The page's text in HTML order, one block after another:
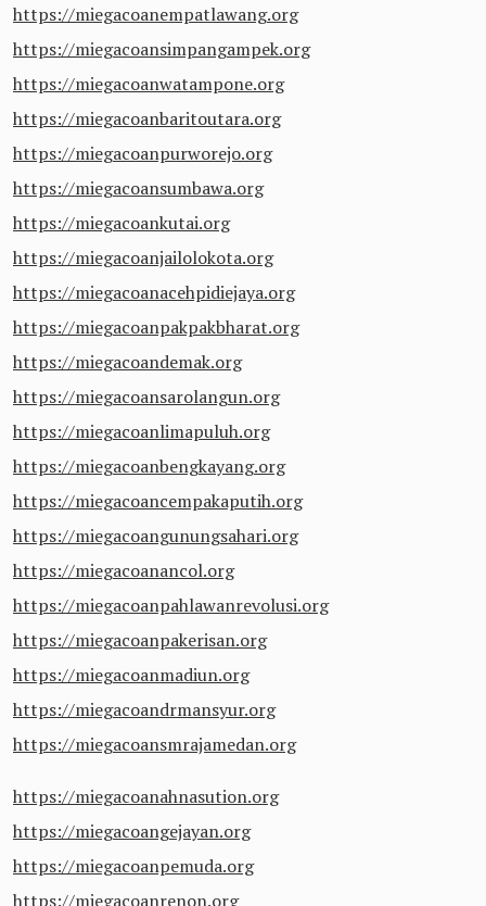
https://miegacoanempatlawang.org
https://miegacoansimpangampek.org
https://miegacoanwatampone.org
https://miegacoanbaritoutara.org
https://miegacoanpurworejo.org
https://miegacoansumbawa.org
https://miegacoankutai.org
https://miegacoanjailolokota.org
https://miegacoanacehpidiejaya.org
https://miegacoanpakpakbharat.org
https://miegacoandemak.org
https://miegacoansarolangun.org
https://miegacoanlimapuluh.org
https://miegacoanbengkayang.org
https://miegacoancempakaputih.org
https://miegacoangunungsahari.org
https://miegacoanancol.org
https://miegacoanpahlawanrevolusi.org
https://miegacoanpakerisan.org
https://miegacoanmadiun.org
https://miegacoandrmansyur.org
https://miegacoansmrajamedan.org
https://miegacoanahnasution.org
https://miegacoangejayan.org
https://miegacoanpemuda.org
https://miegacoanrenon.org